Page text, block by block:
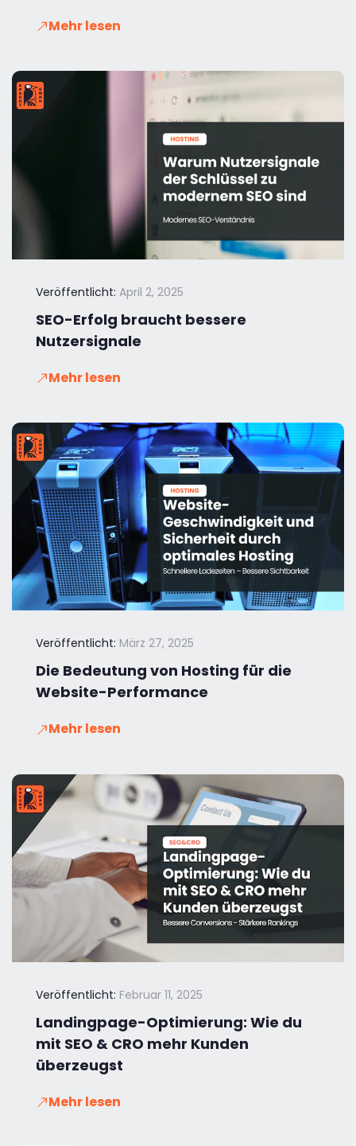
Mehr lesen
Veröffentlicht: April 2, 2025
SEO-Erfolg braucht bessere
Nutzersignale
Mehr lesen
Veröffentlicht: März 27, 2025
Die Bedeutung von Hosting für die
Website-Performance
Mehr lesen
Veröffentlicht: Februar 11, 2025
Landingpage-Optimierung: Wie du
mit SEO & CRO mehr Kunden
überzeugst
Mehr lesen